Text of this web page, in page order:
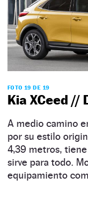
FOTO 19 DE 19
Kia XCeed //
A medio camino
por su estilo
4,39 metros,
sirve para todo.
equipamiento